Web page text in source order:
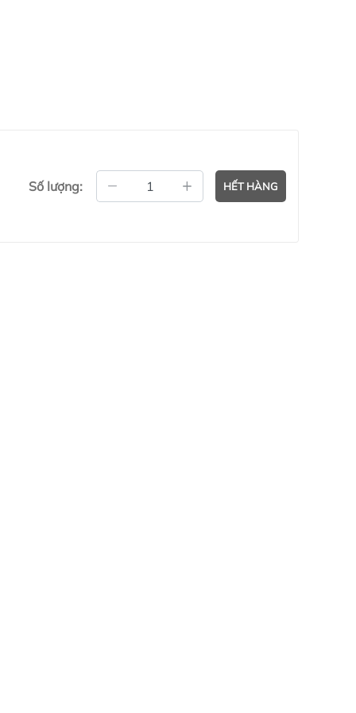
trong quá trình vận chuyển hàng.
hỏng bởi những tác nhân bên ngoài cửa
Số lượng: HẾT HÀNG